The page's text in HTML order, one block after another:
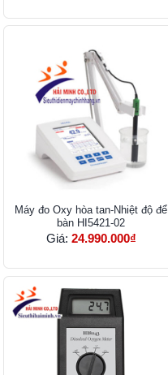
Máy đo Oxy hòa tan-Nhiệt độ để
bàn HI5421-02
Giá: 24.990.000₫